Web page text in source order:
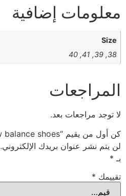
معلومات إضافية
Size
38, 39, 41, 40
المراجعات
لا توجد مراجعات بعد.
كن أول من يقيم “New balance shoes”
لن يتم نشر عنوان بريدك الإلكتروني.
بـ *
تقييمك *